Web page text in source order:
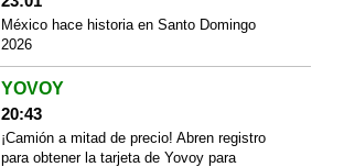
México hace historia en Santo Domingo
2026
YOVOY
20:43
¡Camión a mitad de precio! Abren registro
para obtener la tarjeta de Yovoy para